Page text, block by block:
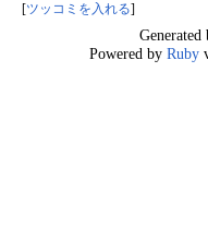
[ツッコミを入れる]
Generated
Powered by Ruby